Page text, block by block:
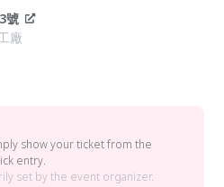
號
廠
show your ticket from the
entry.
set by the event organizer.